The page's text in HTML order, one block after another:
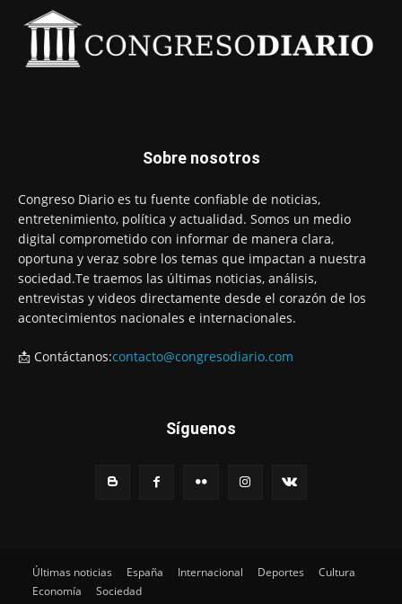
Sobre nosotros
Congreso Diario es tu fuente confiable de noticias,
entretenimiento, política y actualidad. Somos un medio
digital comprometido con informar de manera clara,
oportuna y veraz sobre los temas que impactan a nuestra
sociedad.Te traemos las últimas noticias, análisis,
entrevistas y videos directamente desde el corazón de los
acontecimientos nacionales e internacionales.
📩 Contáctanos:contacto@congresodiario.com
Síguenos
Últimas noticias España Internacional Deportes
Cultura
Economía
Sociedad